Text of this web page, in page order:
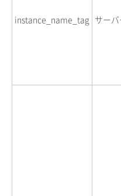
instance_name_tag サー